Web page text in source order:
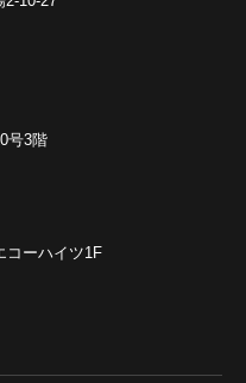
号3階
コーハイツ1F